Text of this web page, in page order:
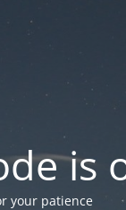
is
your patience!